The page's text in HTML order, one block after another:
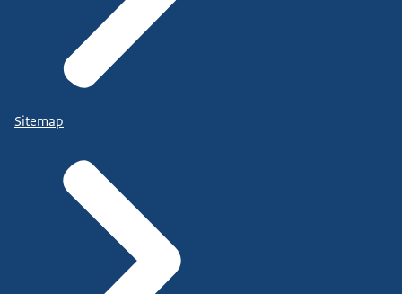
Sitemap